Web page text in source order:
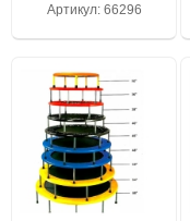
Артикул: 66296